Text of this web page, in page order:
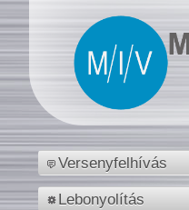
Versenyfelhívás
Lebonyolítás